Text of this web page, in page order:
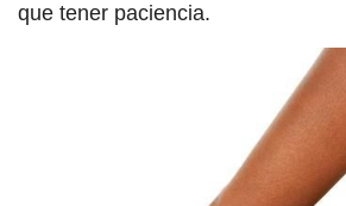
que tener paciencia.